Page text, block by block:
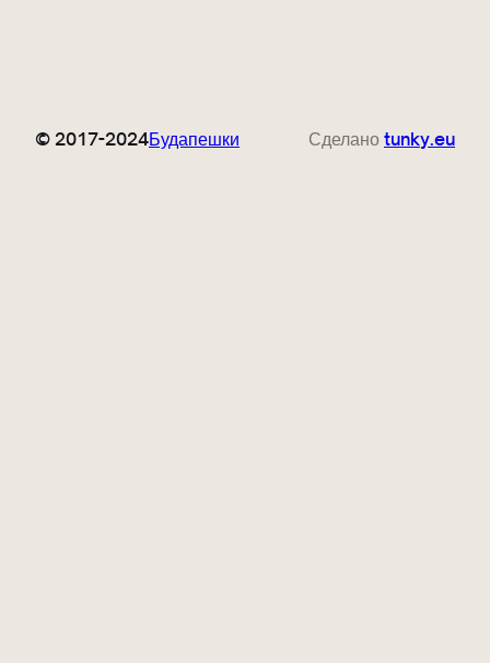
© 2017-2024Будапешки Сделаноtunky.eu